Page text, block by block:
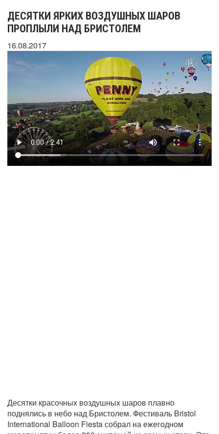
ДЕСЯТКИ ЯРКИХ ВОЗДУШНЫХ ШАРОВ
ПРОПЛЫЛИ НАД БРИСТОЛЕМ
16.08.2017
Десятки красочных воздушных шаров плавно
поднялись в небо над Бристолем. Фестиваль Bristol
International Balloon Fiesta собрал на ежегодном